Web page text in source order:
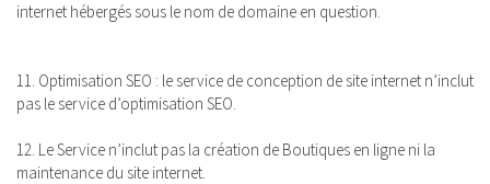
internet hébergés sous le nom de domaine en question.
11. Optimisation SEO : le service de conception de site internet n’inclut
pas le service d’optimisation SEO.
12. Le Service n’inclut pas la création de Boutiques en ligne ni la
maintenance du site internet.